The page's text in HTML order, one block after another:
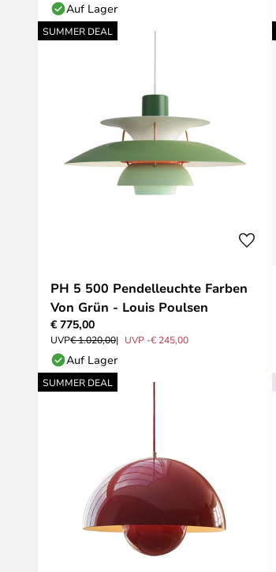
Auf Lager
SUMMER DEAL
PH 5 500 Pendelleuchte Farben
Von Grün - Louis Poulsen
€ 775,00
UVP€ 1.020,00 UVP -€ 245,00
Auf Lager
SUMMER DEAL